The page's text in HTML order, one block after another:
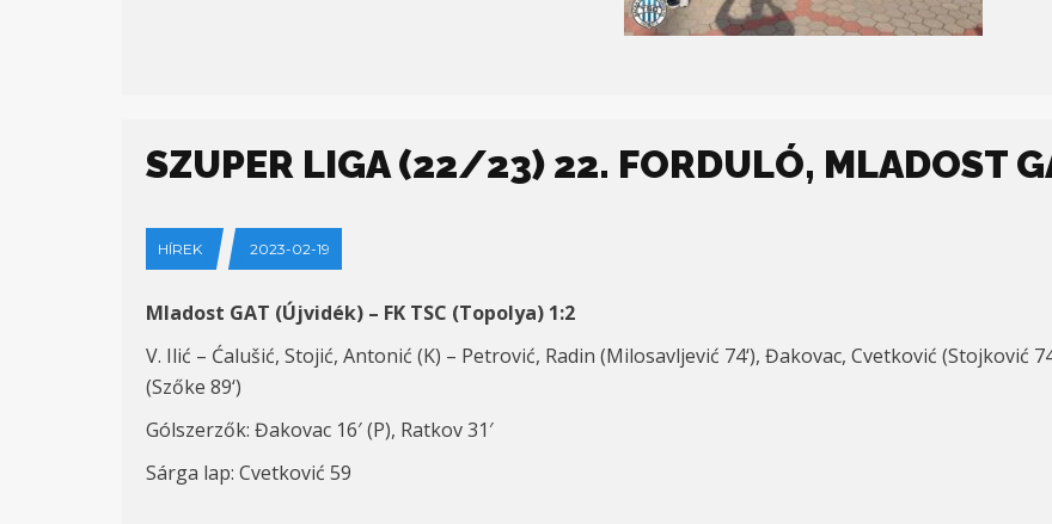
SZUPER LIGA (22/23) 22. FORDULÓ, MLADOST
HÍREK 2023-02-19
Mladost GAT (Újvidék) – FK TSC (Topolya) 1:2
V. Ilić – Ćalušić, Stojić, Antonić (K) – Petrović, Radin (Milosavljević 74‘), Đakovac, Cvetković (Stojković 7
(Szőke 89‘)
Gólszerzők: Đakovac 16′ (P), Ratkov31′
Sárga lap: Cvetković 59